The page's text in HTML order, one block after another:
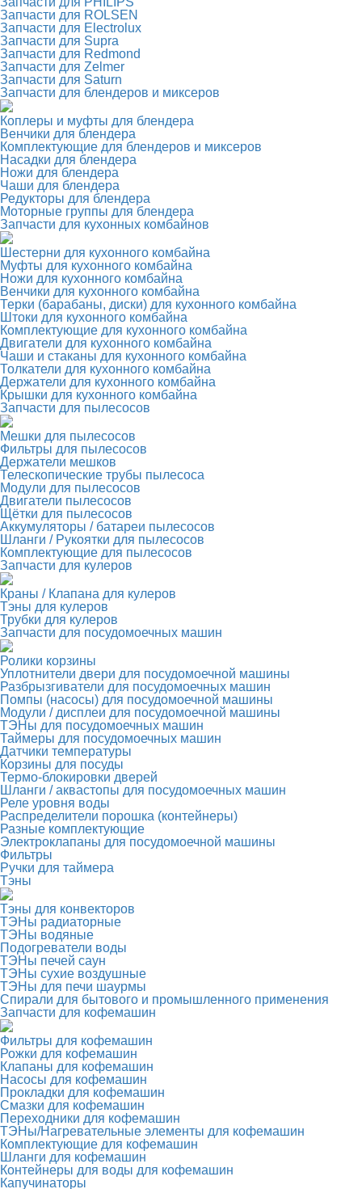
Запчасти для ROLSEN
Запчасти для Electrolux
Запчасти для Supra
Запчасти для Redmond
Запчасти для Zelmer
Запчасти для Saturn
Запчасти для блендеров и миксеров
Коплеры и муфты для блендера
Венчики для блендера
Комплектующие для блендеров и миксеров
Насадки для блендера
Ножи для блендера
Чаши для блендера
Редукторы для блендера
Моторные группы для блендера
Запчасти для кухонных комбайнов
Шестерни для кухонного комбайна
Муфты для кухонного комбайна
Ножи для кухонного комбайна
Венчики для кухонного комбайна
Терки (барабаны, диски) для кухонного комбайна
Штоки для кухонного комбайна
Комплектующие для кухонного комбайна
Двигатели для кухонного комбайна
Чаши и стаканы для кухонного комбайна
Толкатели для кухонного комбайна
Держатели для кухонного комбайна
Крышки для кухонного комбайна
Запчасти для пылесосов
Мешки для пылесосов
Фильтры для пылесосов
Держатели мешков
Телескопические трубы пылесоса
Модули для пылесосов
Двигатели пылесосов
Щётки для пылесосов
Аккумуляторы / батареи пылесосов
Шланги / Рукоятки для пылесосов
Комплектующие для пылесосов
Запчасти для кулеров
Краны / Клапана для кулеров
Тэны для кулеров
Трубки для кулеров
Запчасти для посудомоечных машин
Ролики корзины
Уплотнители двери для посудомоечной машины
Разбрызгиватели для посудомоечных машин
Помпы (насосы) для посудомоечной машины
Модули / дисплеи для посудомоечной машины
ТЭНы для посудомоечных машин
Таймеры для посудомоечных машин
Датчики температуры
Корзины для посуды
Термо-блокировки дверей
Шланги / аквастопы для посудомоечных машин
Реле уровня воды
Распределители порошка (контейнеры)
Разные комплектующие
Электроклапаны для посудомоечной машины
Фильтры
Ручки для таймера
Тэны
Тэны для конвекторов
ТЭНы радиаторные
ТЭНы водяные
Подогреватели воды
ТЭНы печей саун
ТЭНы сухие воздушные
ТЭНы для печи шаурмы
Спирали для бытового и промышленного применения
Запчасти для кофемашин
Фильтры для кофемашин
Рожки для кофемашин
Клапаны для кофемашин
Насосы для кофемашин
Прокладки для кофемашин
Смазки для кофемашин
Переходники для кофемашин
ТЭНы/Нагревательные элементы для кофемашин
Комплектующие для кофемашин
Шланги для кофемашин
Контейнеры для воды для кофемашин
Капучинаторы